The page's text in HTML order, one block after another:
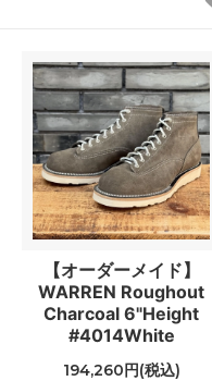
【オーダーメイド】
WARREN Roughout
Charcoal 6"Height
#4014White
194,260円(税込)